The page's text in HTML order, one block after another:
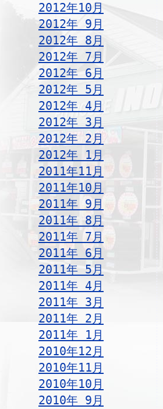
2012年10月
2012年 9月
2012年 8月
2012年 7月
2012年 6月
2012年 5月
2012年 4月
2012年 3月
2012年 2月
2012年 1月
2011年11月
2011年10月
2011年 9月
2011年 8月
2011年 7月
2011年 6月
2011年 5月
2011年 4月
2011年 3月
2011年 2月
2011年 1月
2010年12月
2010年11月
2010年10月
2010年 9月